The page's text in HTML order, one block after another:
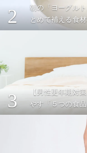
2
朝の「ヨーグル
とめて補える食
3
【男性更年期対
やす「５つの食品